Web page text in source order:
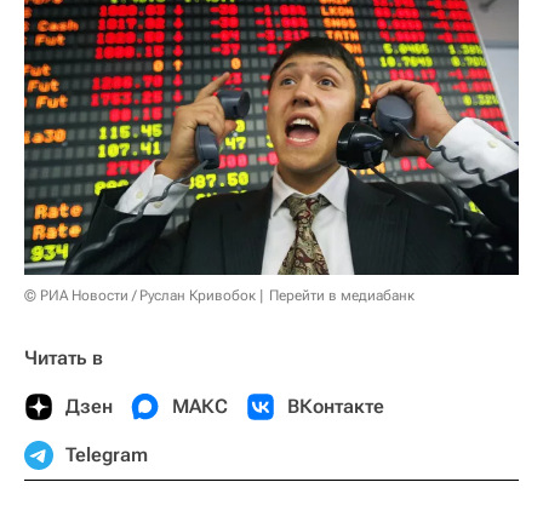
© РИА Новости / Руслан Кривобок Перейти в медиабанк
Читать в
Дзен МАКС ВКонтакте
Telegram